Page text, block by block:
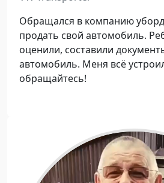
o
Обращался в компанию
продать свой автомобиль.
оценили, составили
автомобиль. Меня всё
обращайтесь!